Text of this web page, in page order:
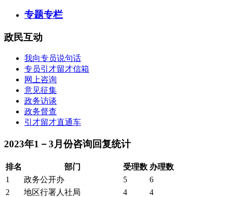
专题专栏
政民互动
我向专员说句话
专员引才留才信箱
网上咨询
意见征集
政务访谈
政务督查
引才留才直通车
2023年1－3月份咨询回复统计
排名 部门 受理数 办理数
1
政务公开办 5
6
2
地区行署人社局 4
4